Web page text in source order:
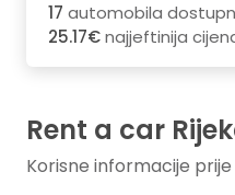
17 automobila
25.17€najjeftinija
Rent a car
Korisne informacije